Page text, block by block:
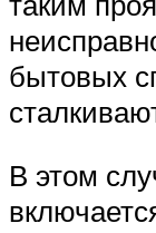
бытовых
В этом